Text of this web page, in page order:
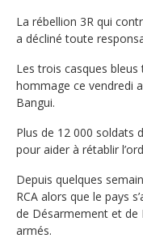
La rébellion 3R qui
a décliné toute
Les trois casques
hommage ce vendredi
Bangui.
Plus de 12 000 soldats
pour aider à rétablir
Depuis quelques
RCA alors que le pays
de Désarmement et de
armés.